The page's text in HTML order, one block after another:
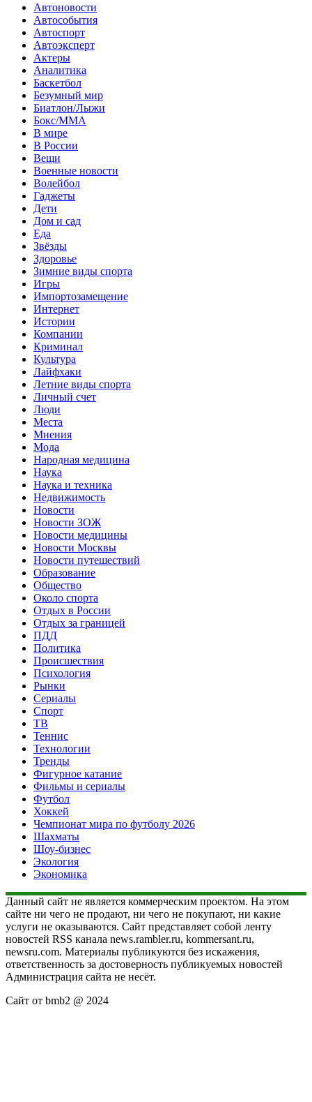
Автоновости
Автособытия
Автоспорт
Автоэксперт
Актеры
Аналитика
Баскетбол
Безумный мир
Биатлон/Лыжи
Бокс/MMA
В мире
В России
Вещи
Военные новости
Волейбол
Гаджеты
Дети
Дом и сад
Еда
Звёзды
Здоровье
Зимние виды спорта
Игры
Импортозамещение
Интернет
Истории
Компании
Криминал
Культура
Лайфхаки
Летние виды спорта
Личный счет
Люди
Места
Мнения
Мода
Народная медицина
Наука
Наука и техника
Недвижимость
Новости
Новости ЗОЖ
Новости медицины
Новости Москвы
Новости путешествий
Образование
Общество
Около спорта
Отдых в России
Отдых за границей
ПДД
Политика
Происшествия
Психология
Рынки
Сериалы
Спорт
ТВ
Теннис
Технологии
Тренды
Фигурное катание
Фильмы и сериалы
Футбол
Хоккей
Чемпионат мира по футболу 2026
Шахматы
Шоу-бизнес
Экология
Экономика
Данный сайт не является коммерческим проектом. На этом
сайте ни чего не продают, ни чего не покупают, ни какие
услуги не оказываются. Сайт представляет собой ленту
новостей RSS канала news.rambler.ru, kommersant.ru,
newsru.com. Материалы публикуются без искажения,
ответственность за достоверность публикуемых новостей
Администрация сайта не несёт.
Сайт от bmb2 @ 2024